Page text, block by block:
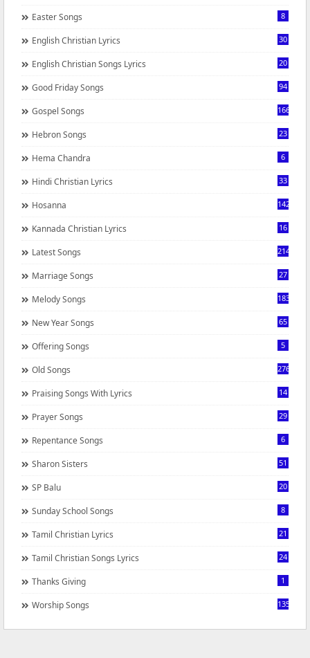
Easter Songs 8
English Christian Lyrics 30
English Christian Songs Lyrics 20
Good Friday Songs 94
Gospel Songs 166
Hebron Songs 23
Hema Chandra 6
Hindi Christian Lyrics 33
Hosanna 142
Kannada Christian Lyrics 16
Latest Songs 214
Marriage Songs 27
Melody Songs 183
New Year Songs 65
Offering Songs 5
Old Songs 276
Praising Songs With Lyrics 14
Prayer Songs 29
Repentance Songs 6
Sharon Sisters 51
SP Balu 20
Sunday School Songs 8
Tamil Christian Lyrics 21
Tamil Christian Songs Lyrics 24
Thanks Giving 1
Worship Songs 1350